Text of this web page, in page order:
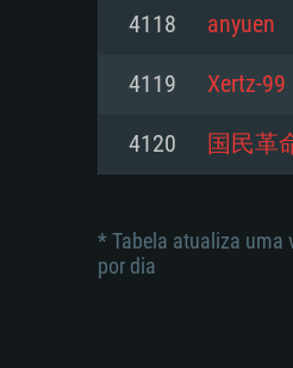
Disco: 23,1 GB
Network:
Disco: 21,5 GB
Network:
Disco: 21,5 GB
4118 anyuen
4119 Xertz-99
4120 国民革
* Tabela atualiza uma
por dia